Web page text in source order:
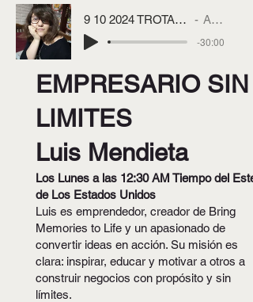
9 10 2024 TROTAMUNDOS CHIHUAHUA (MEXICO)
Angie Gallardo
-30:00
EMPRESARIO SIN
LIMITES
Luis Mendieta
Los Lunes a las 12:30 AM Tiempo del Este
de Los Estados Unidos
Luis es emprendedor, creador de Bring
Memories to Life y un apasionado de
convertir ideas en acción. Su misión es
clara: inspirar, educar y motivar a otros a
construir negocios con propósito y sin
límites.